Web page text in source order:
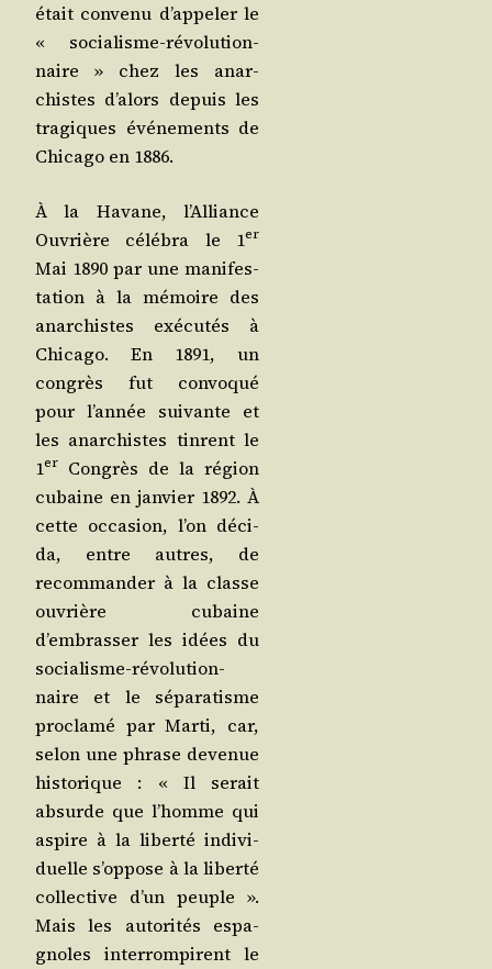
était conve­nu d’ap­pe­ler le
« socia­lisme-révo­lu­tion­
naire » chez les anar­
chistes d’a­lors depuis les
tra­giques évé­ne­ments de
Chi­ca­go en 1886.
À la Havane, l’Al­liance
Ouvrière célé­bra le 1er
Mai 1890 par une mani­fes­
ta­tion à la mémoire des
anar­chistes exé­cu­tés à
Chi­ca­go. En 1891, un
congrès fut convo­qué
pour l’an­née sui­vante et
les anar­chistes tinrent le
1er Congrès de la région
cubaine en jan­vier 1892. À
cette occa­sion, l’on déci­
da, entre autres, de
recom­man­der à la classe
ouvrière cubaine
d’embrasser les idées du
socia­lisme-révo­lu­tion­
naire et le sépa­ra­tisme
pro­cla­mé par Mar­ti, car,
selon une phrase deve­nue
his­to­rique : « Il serait
absurde que l’homme qui
aspire à la liber­té indi­vi­
duelle s’op­pose à la liber­té
col­lec­tive d’un peuple ».
Mais les auto­ri­tés espa­
gnoles inter­rom­pirent le